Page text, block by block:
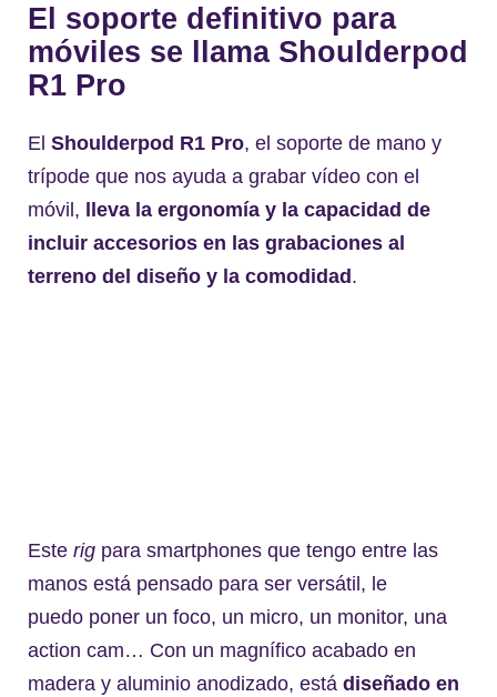
El soporte definitivo para
móviles se llama Shoulderpod
R1 Pro
El Shoulderpod R1 Pro, el soporte de mano y
trípode que nos ayuda a grabar vídeo con el
móvil,
lleva la ergonomía y la capacidad de
incluir accesorios en las grabaciones al
terreno del diseño y la comodidad .
Este rig para smartphones que tengo entre las
manos está pensado para ser versátil, le
puedo poner un foco, un micro, un monitor, una
action cam… Con un magnífico acabado en
madera y aluminio anodizado, está diseñado en